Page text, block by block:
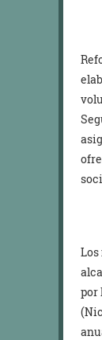
Los
por